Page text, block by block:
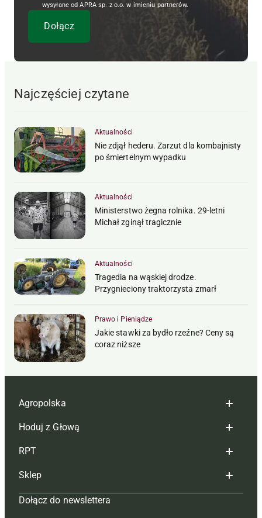
wysyłane od APRA sp. z o.o. w imieniu partnerów.
Najczęściej czytane
Aktualności
Nie zdjął hederu. Zarzut dla kombajnisty
po śmiertelnym wypadku
Aktualności
Ministerstwo żegna rolnika. 29-letni
Michał zginął tragicznie
Aktualności
Tragedia na wąskiej drodze.
Przygnieciony traktorzysta zmarł
Prawo i Pieniądze
Jakie stawki za bydło rzeźne? Ceny są
coraz niższe
Agropolska
Redakcja
Reklama
Tagi
Mapa serwisu
Hoduj z Głową
Hoduj z głową bydło
Hoduj z głową świnie
Prenumerata
RPT
Redakcja
Prenumerata
Sklep
Czasopisma i prenumerata
Dołącz do newslettera